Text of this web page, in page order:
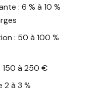
: 6 % à 10 %
: 50 à 100 %
150 à 250 €
2 à 3 %